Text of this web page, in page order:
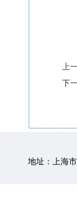
上
下
地址：上海市